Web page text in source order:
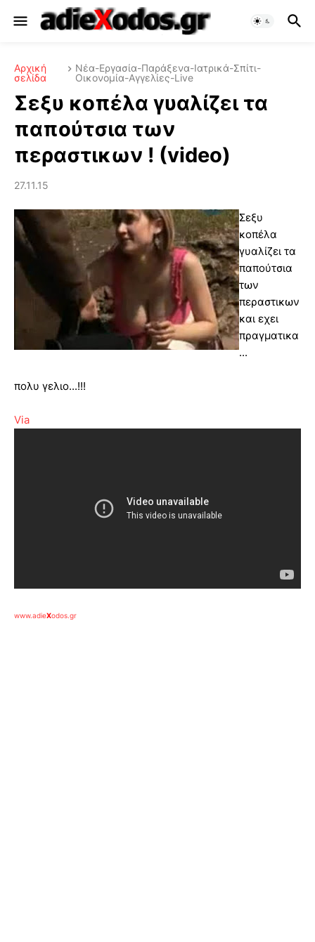
Αρχική
σελίδα
Νέα-Εργασία-Παράξενα-Ιατρικά-Σπίτι-
Οικονομία-Αγγελίες-Live
Σεξυ κοπέλα γυαλίζει τα
παπούτσια των
περαστικων ! (video)
27.11.15
Σεξυ
κοπέλα
γυαλίζει τα
παπούτσια
των
περαστικων
και εχει
πραγματικα
...
πολυ γελιο...!!!
Via
www.adieXodos.gr